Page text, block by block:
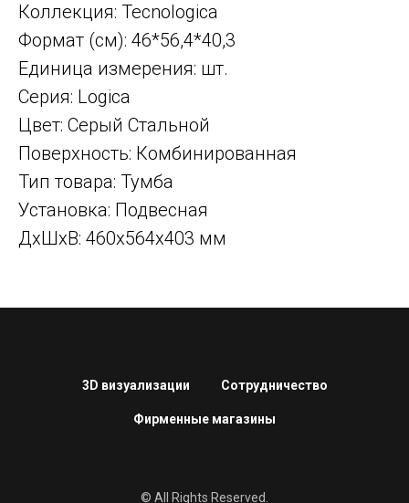
Коллекция: Tecnologica
Формат (см): 46*56,4*40,3
Единица измерения: шт.
Серия: Logica
Цвет: Серый Стальной
Поверхность: Комбинированная
Тип товара: Тумба
Установка: Подвесная
ДxШxВ: 460x564x403 мм
3D визуализации Сотрудничество
Фирменные магазины
© All Rights Reserved.